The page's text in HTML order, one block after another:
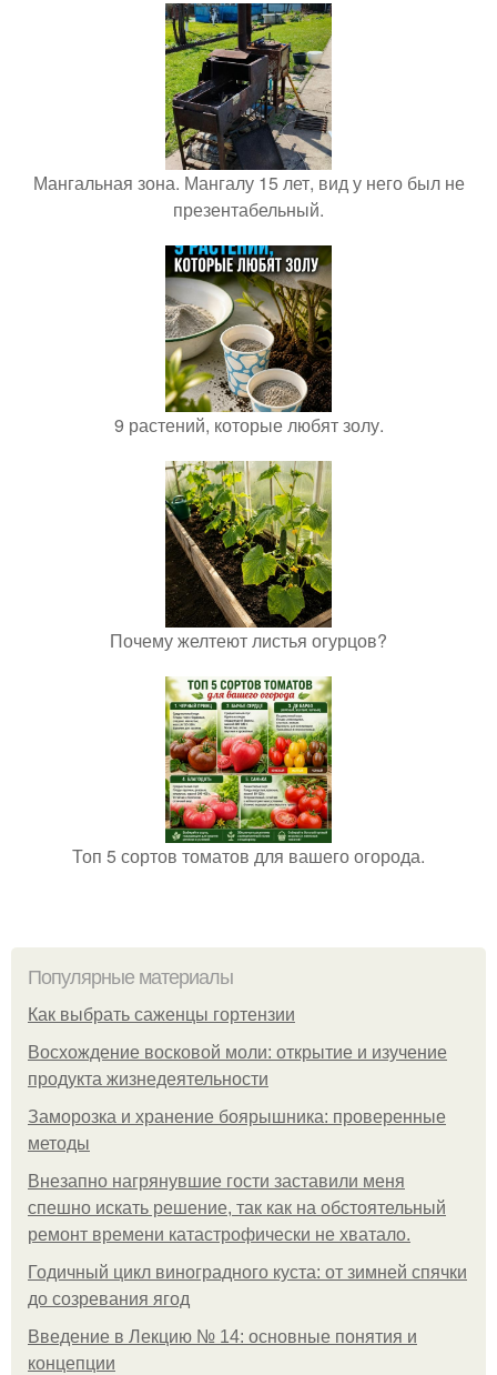
Мангальная зона. Мангалу 15 лет, вид у него был не
презентабельный.
9 растений, которые любят золу.
Почему желтеют листья огурцов?
Топ 5 сортов томатов для вашего огорода.
Популярные материалы
Как выбрать саженцы гортензии
Восхождение восковой моли: открытие и изучение
продукта жизнедеятельности
Заморозка и хранение боярышника: проверенные
методы
Внезапно нагрянувшие гости заставили меня
спешно искать решение, так как на обстоятельный
ремонт времени катастрофически не хватало.
Годичный цикл виноградного куста: от зимней спячки
до созревания ягод
Введение в Лекцию № 14: основные понятия и
концепции